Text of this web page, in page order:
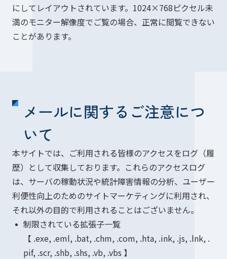
にしてレイアウトされています。1024×768ピクセル未
満のモニター解像度でご覧の場合、正常に閲覧できない
ことがあります。
メールに関するご注意につ
いて
本サイトでは、ご利用される皆様のアクセスをログ（履
歴）として収集しております。これらのアクセスログ
は、サーバの稼動状況や統計障害情報の分析、ユーザー
利便性向上のためのサイトマーケティングに利用され、
それ以外の目的で利用されることはございません。
制限されている拡張子一覧
【 .exe, .eml, .bat, .chm, .com, .hta, .ink, .js, .lnk, .
pif, .scr, .shb, .shs, .vb, .vbs 】